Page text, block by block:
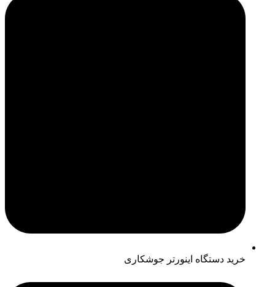
خرید دستگاه اینورتر جوشکاری